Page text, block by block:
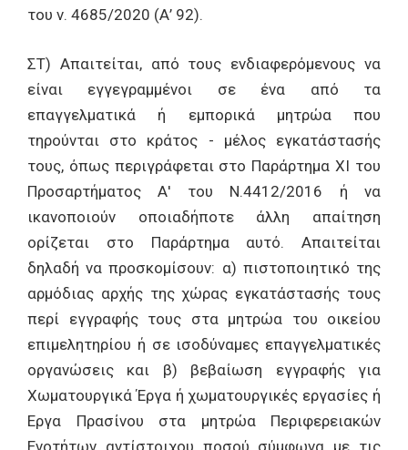
του ν. 4685/2020 (Α’ 92).
ΣΤ) Απαιτείται, από τους ενδιαφερόμενους να
είναι εγγεγραμμένοι σε ένα από τα
επαγγελματικά ή εμπορικά μητρώα που
τηρούνται στο κράτος - μέλος εγκατάστασής
τους, όπως περιγράφεται στο Παράρτημα XI του
Προσαρτήματος Α' του Ν.4412/2016 ή να
ικανοποιούν οποιαδήποτε άλλη απαίτηση
ορίζεται στο Παράρτημα αυτό. Απαιτείται
δηλαδή να προσκομίσουν: α) πιστοποιητικό της
αρμόδιας αρχής της χώρας εγκατάστασής τους
περί εγγραφής τους στα μητρώα του οικείου
επιμελητηρίου ή σε ισοδύναμες επαγγελματικές
οργανώσεις και β) βεβαίωση εγγραφής για
Χωματουργικά Έργα ή χωματουργικές εργασίες ή
Εργα Πρασίνου στα μητρώα Περιφερειακών
Ενοτήτων αντίστοιχου ποσού σύμφωνα με τις